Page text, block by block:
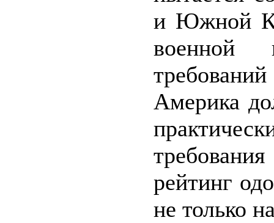
и Южной
военной
Америка
рейтинг
не только